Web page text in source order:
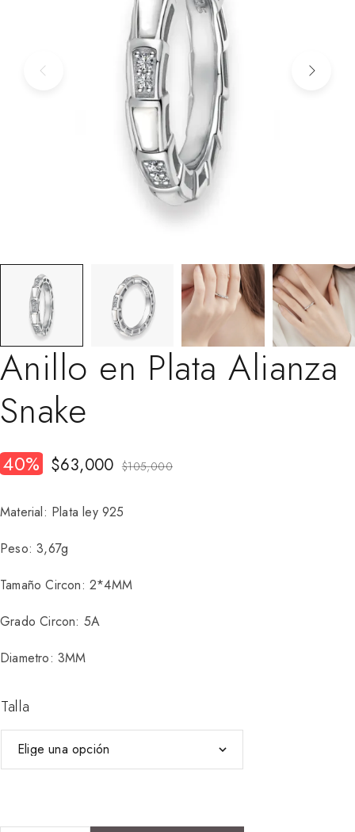
Anillo en Plata Alianza
Snake
40% $105,000
$63,000
Material: Plata ley 925
Peso: 3,67g
Tamaño Circon: 2*4MM
Grado Circon: 5A
Diametro: 3MM
Talla